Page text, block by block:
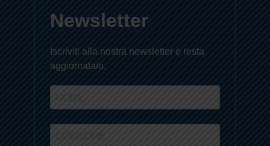
Newsletter
Iscriviti alla nostra newsletter e resta
aggiornata/o.